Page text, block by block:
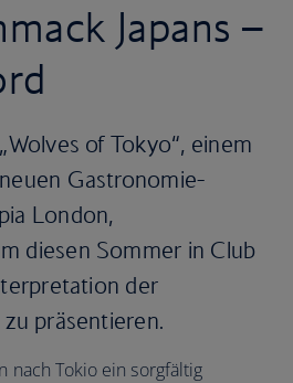
Japans –
of Tokyo“, einem
Gastronomie-
London,
diesen Sommer in Club
der
präsentieren.
nach Tokio ein sorgfältig